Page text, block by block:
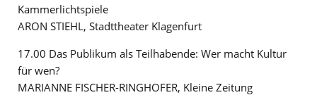
Kammerlichtspiele
ARON STIEHL, Stadttheater Klagenfurt
17.00 Das Publikum als Teilhabende: Wer macht Kultur
für wen?
MARIANNE FISCHER-RINGHOFER, Kleine Zeitung